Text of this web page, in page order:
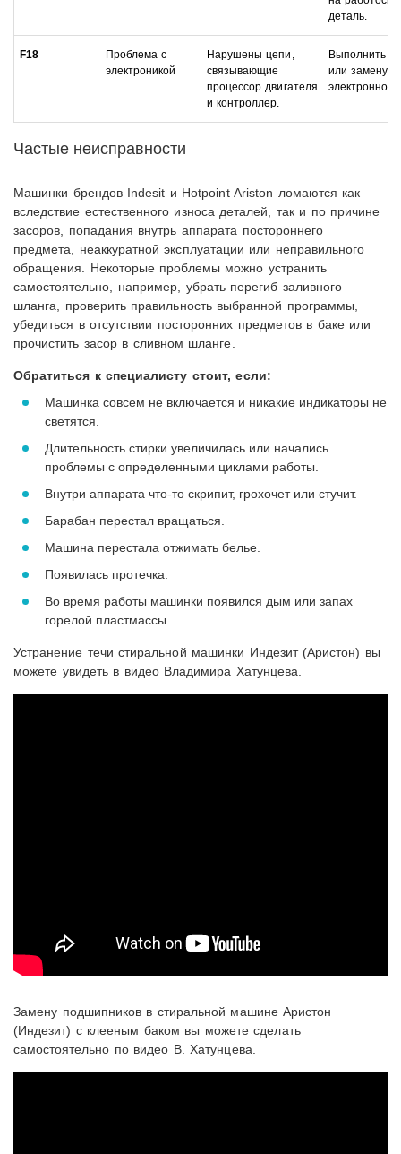
деталь.
F18
Проблема с
электроникой
Нарушены цепи,
связывающие
процессор двигателя
и контроллер.
Выполнить
или замену
Частые неисправности
Машинки брендов Indesit и Hotpoint Ariston ломаются как
вследствие естественного износа деталей, так и по причине
засоров, попадания внутрь аппарата постороннего
предмета, неаккуратной эксплуатации или неправильного
обращения. Некоторые проблемы можно устранить
самостоятельно, например, убрать перегиб заливного
шланга, проверить правильность выбранной программы,
убедиться в отсутствии посторонних предметов в баке или
прочистить засор в сливном шланге.
Обратиться к специалисту стоит, если:
Машинка совсем не включается и никакие индикаторы не
светятся.
Длительность стирки увеличилась или начались
проблемы с определенными циклами работы.
Внутри аппарата что-то скрипит, грохочет или стучит.
Барабан перестал вращаться.
Машина перестала отжимать белье.
Появилась протечка.
Во время работы машинки появился дым или запах
горелой пластмассы.
Устранение течи стиральной машинки Индезит (Аристон) вы
можете увидеть в видео Владимира Хатунцева.
Замену подшипников в стиральной машине Аристон
(Индезит) с клееным баком вы можете сделать
самостоятельно по видео В. Хатунцева.